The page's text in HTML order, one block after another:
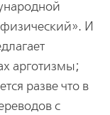
И
арготизмы;
разве что в
с